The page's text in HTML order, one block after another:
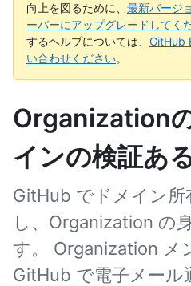
向上を図るために、 最新バージ
ーバーにアップグレードしてく
するヘルプについては、 GitHub
い合わせください。
Organization
インの検証あ
GitHub でドメイン所
し、Organization の
す。 Organization メ
GitHub で電子メール